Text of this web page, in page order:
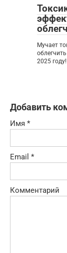
Мучает
2025 году!
Добавить
Имя *
Email *
Комментарий